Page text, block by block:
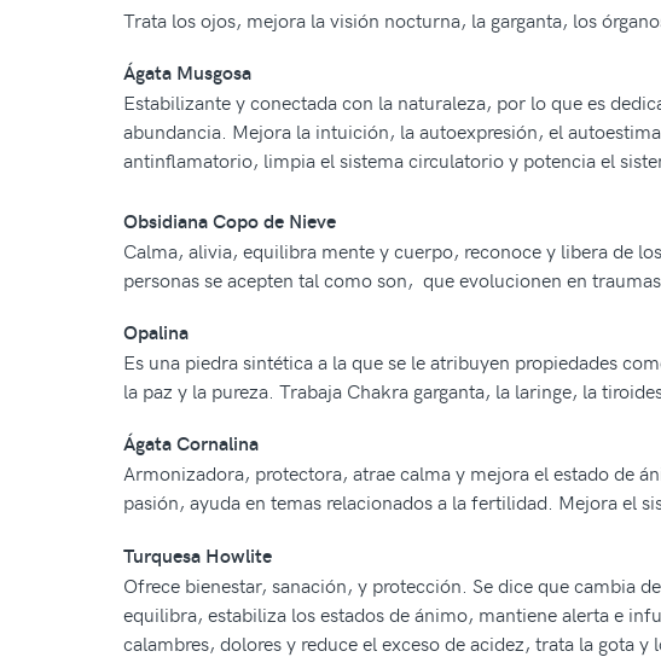
Trata los ojos, mejora la visión nocturna, la garganta, los
Ágata Musgosa
Estabilizante y conectada con la naturaleza, por lo que es
abundancia. Mejora la intuición, la autoexpresión, el
antinflamatorio, limpia el sistema circulatorio y potencia el
Obsidiana Copo de Nieve
Calma, alivia, equilibra mente y cuerpo, reconoce y libera de
personas se acepten tal como son, que evolucionen en
Opalina
Es una piedra sintética a la que se le atribuyen propiedades
la paz y la pureza. Trabaja Chakra garganta, la laringe, la
Ágata Cornalina
Armonizadora, protectora, atrae calma y mejora el estado de
pasión, ayuda en temas relacionados a la fertilidad. Mejora el
Turquesa Howlite
Ofrece bienestar, sanación, y protección. Se dice que cambia
equilibra, estabiliza los estados de ánimo, mantiene alerta e
calambres, dolores y reduce el exceso de acidez, trata la gota y